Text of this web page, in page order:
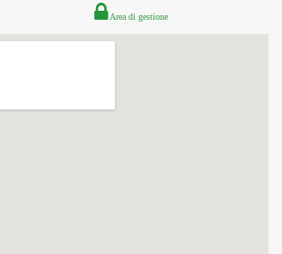
Area di gestione